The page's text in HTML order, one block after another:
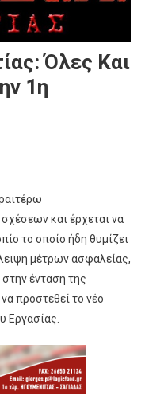
Όλες Και
1η
και έρχεται να
το οποίο ήδη θυμίζει
μέτρων ασφαλείας,
ένταση της
προστεθεί το νέο
Εργασίας.